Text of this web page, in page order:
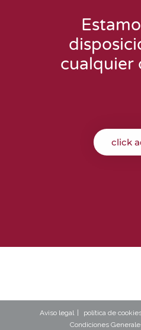
cualquier
click
Aviso legal política de
Condiciones